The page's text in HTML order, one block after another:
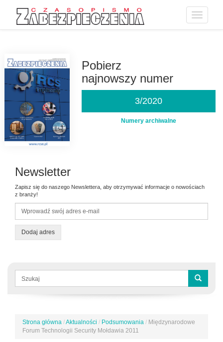
Toggle
Pobierz
najnowszy numer
3/2020
Numery archiwalne
Newsletter
Zapisz się do naszego Newslettera, aby otrzymywać informacje o nowościach
z branży!
Dodaj adres
Formularz
wyszukiwania
Jesteś
tutaj
Strona główna /Aktualności / Podsumowania / Międzynarodowe
Forum Technologii Security Mołdawia 2011